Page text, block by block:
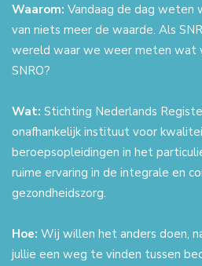
Waarom: Vandaag de dag weten
van niets meer de waarde. Als
wereld waar we weer meten wat
SNRO?
Wat: Stichting Nederlands
onafhankelijk instituut voor
beroepsopleidingen in het
ruime ervaring in de integrale en
gezondheidszorg.
Hoe: Wij willen het anders doen,
jullie een weg te vinden tussen